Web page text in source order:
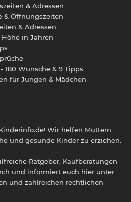
& Adressen
& Öffnungszeiten
& Adressen
Höhe in Jahren
- 180 Wünsche & 9 Tipps
für Jungen & Mädchen
Wir helfen Müttern
und gesunde Kinder zu erziehen.
Ratgeber, Kaufberatungen
und informiert euch hier unter
und zahlreichen rechtlichen